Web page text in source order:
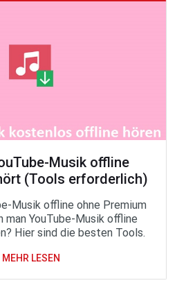
Musik offline
(Tools erforderlich)
Musik offline ohne Premium
man YouTube-Musik offline
Hier sind die besten Tools.
MEHR LESEN